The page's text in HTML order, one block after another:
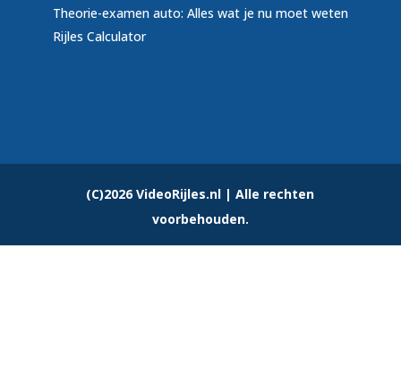
Theorie-examen auto: Alles wat je nu moet weten
Rijles Calculator
(C)2026 VideoRijles.nl | Alle rechten
voorbehouden.